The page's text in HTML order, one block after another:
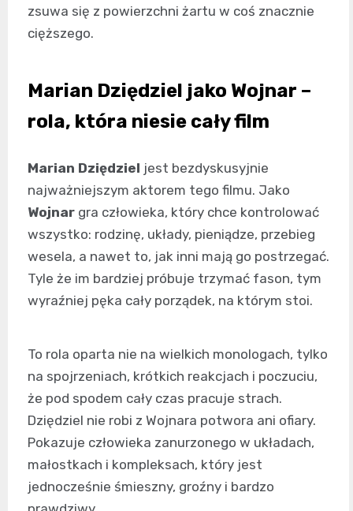
zsuwa się z powierzchni żartu w coś znacznie
cięższego.
Marian Dziędziel jako Wojnar –
rola, która niesie cały film
Marian Dziędziel jest bezdyskusyjnie
najważniejszym aktorem tego filmu. Jako
Wojnar gra człowieka, który chce kontrolować
wszystko: rodzinę, układy, pieniądze, przebieg
wesela, a nawet to, jak inni mają go postrzegać.
Tyle że im bardziej próbuje trzymać fason, tym
wyraźniej pęka cały porządek, na którym stoi.
To rola oparta nie na wielkich monologach, tylko
na spojrzeniach, krótkich reakcjach i poczuciu,
że pod spodem cały czas pracuje strach.
Dziędziel nie robi z Wojnara potwora ani ofiary.
Pokazuje człowieka zanurzonego w układach,
małostkach i kompleksach, który jest
jednocześnie śmieszny, groźny i bardzo